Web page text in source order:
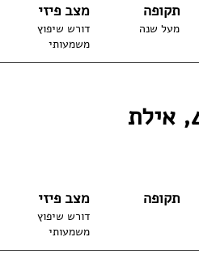
מצב פיזי
דורש שיפוץ
משמעותי
תקופה
מעל שנה
מצב פיזי
דורש שיפוץ
משמעותי
תקופה